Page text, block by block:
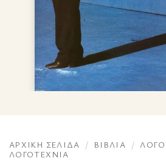
ΑΡΧΙΚΉ ΣΕΛΊΔΑ / ΒΙΒΛΊΑ /
ΛΟΓΟΤΕΧΝΊΑ